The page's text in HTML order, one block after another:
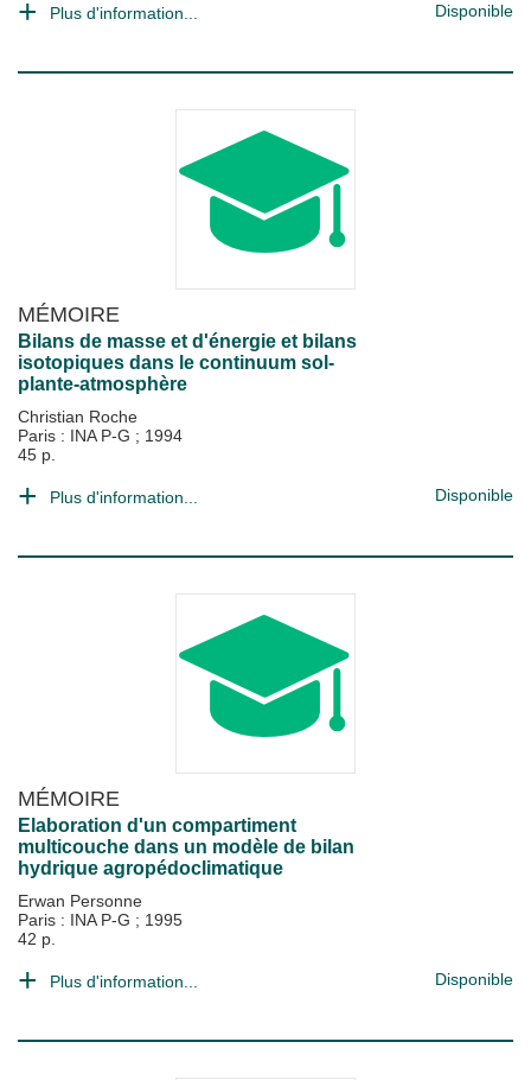
Plus d'information... Disponible
MÉMOIRE
Bilans de masse et d'énergie et bilans
isotopiques dans le continuum sol-
plante-atmosphère
Christian Roche
Paris : INA P-G ; 1994
45 p.
Plus d'information... Disponible
MÉMOIRE
Elaboration d'un compartiment
multicouche dans un modèle de bilan
hydrique agropédoclimatique
Erwan Personne
Paris : INA P-G ; 1995
42 p.
Plus d'information... Disponible